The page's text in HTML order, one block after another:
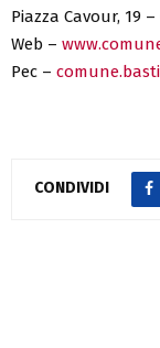
Piazza Cavour, 19
Web –
Pec –
CONDIVIDI